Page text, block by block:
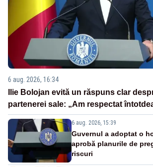
6 aug. 2026, 16:34
Ilie Bolojan evită un răspuns clar
partenerei sale: „Am respectat
6 aug. 2026, 15:39
Guvernul a adoptat o
aprobă planurile de
riscuri